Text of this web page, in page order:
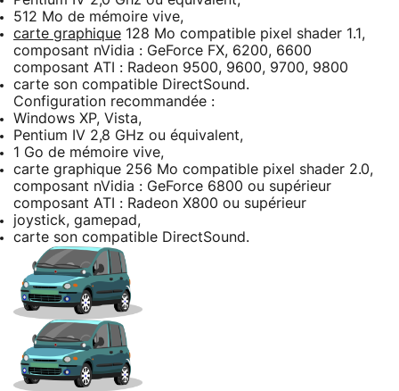
512 Mo de mémoire vive,
carte graphique 128 Mo compatible pixel shader 1.1,
composant nVidia : GeForce FX, 6200, 6600
composant ATI : Radeon 9500, 9600, 9700, 9800
carte son compatible DirectSound.
Configuration recommandée :
Windows XP, Vista,
Pentium IV 2,8 GHz ou équivalent,
1 Go de mémoire vive,
carte graphique 256 Mo compatible pixel shader 2.0,
composant nVidia : GeForce 6800 ou supérieur
composant ATI : Radeon X800 ou supérieur
joystick, gamepad,
carte son compatible DirectSound.